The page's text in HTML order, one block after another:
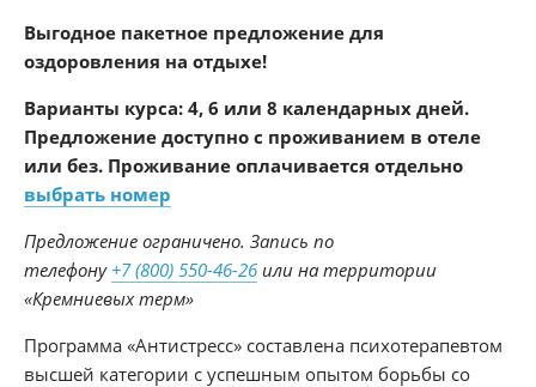
Выгодное пакетное предложение для
оздоровления на отдыхе!
Варианты курса: 4, 6 или 8 календарных дней.
Предложение доступно с проживанием в отеле
или без. Проживание оплачивается отдельно
выбрать номер
Предложение ограничено. Запись по
телефону +7 (800) 550-46-26 или на территории
«Кремниевых терм»
Программа «Антистресс» составлена психотерапевтом
высшей категории с успешным опытом борьбы со